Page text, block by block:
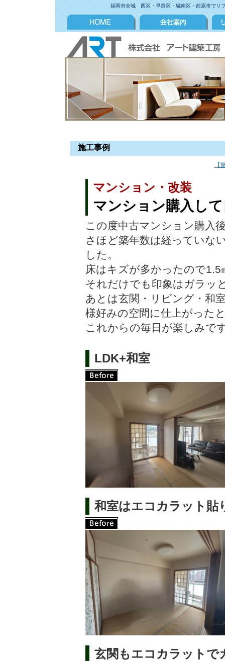
福岡市全域 西区・早良区・城南区・前原市でリ
施工事例
【
マンション・改装
マンション購入し
この度中古マンション購入
さほど築年数は経っていな
した。
床はキズが多かったので
それだけでも印象はガラッ
あとは玄関・リビング・和
様好みの空間に仕上がった
これからの毎日が楽しみで
LDK+和室
和室はエコカラット貼
玄関もエコカラットで